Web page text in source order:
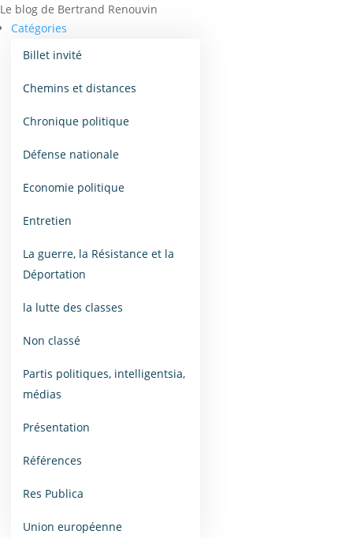
Le blog de Bertrand Renouvin
Catégories
Billet invité
Chemins et distances
Chronique politique
Défense nationale
Economie politique
Entretien
La guerre, la Résistance et la
Déportation
la lutte des classes
Non classé
Partis politiques, intelligentsia,
médias
Présentation
Références
Res Publica
Union européenne